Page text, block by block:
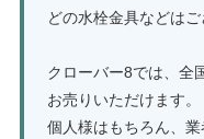
どの水栓金具などは
クローバー8では、全
お売りいただけます。
個人様はもちろん、